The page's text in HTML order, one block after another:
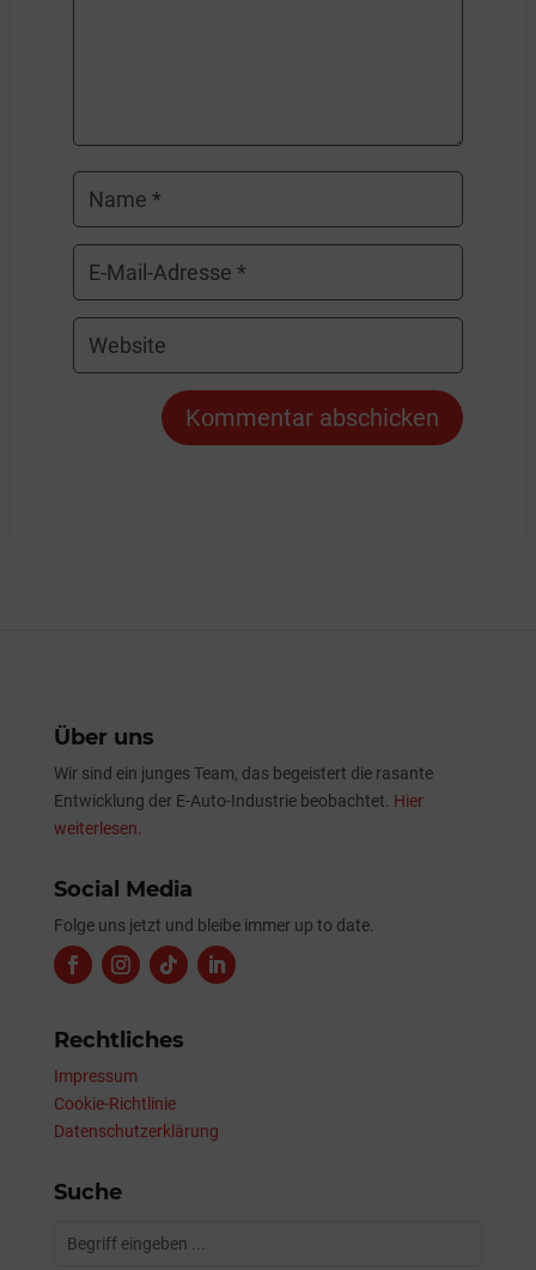
Kommentar abschicken
Über uns
Wir sind ein junges Team, das begeistert die rasante
Entwicklung der E-Auto-Industrie beobachtet. Hier
weiterlesen.
Social Media
Folge uns jetzt und bleibe immer up to date.
Rechtliches
Impressum
Cookie-Richtlinie
Datenschutzerklärung
Suche